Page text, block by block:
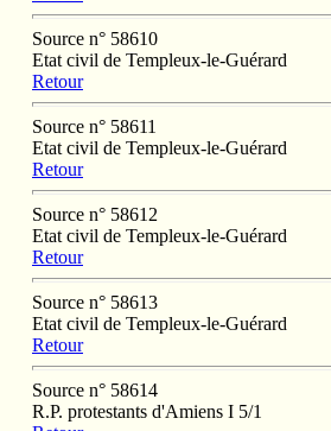
Source n° 58610
Etat civil de Templeux-le-Guérard
Retour
Source n° 58611
Etat civil de Templeux-le-Guérard
Retour
Source n° 58612
Etat civil de Templeux-le-Guérard
Retour
Source n° 58613
Etat civil de Templeux-le-Guérard
Retour
Source n° 58614
R.P. protestants d'Amiens I 5/1